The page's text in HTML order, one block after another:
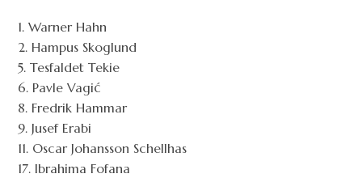
1. Warner Hahn
2. Hampus Skoglund
5. Tesfaldet Tekie
6. Pavle Vagić
8. Fredrik Hammar
9. Jusef Erabi
11. Oscar Johansson Schellhas
17. Ibrahima Fofana